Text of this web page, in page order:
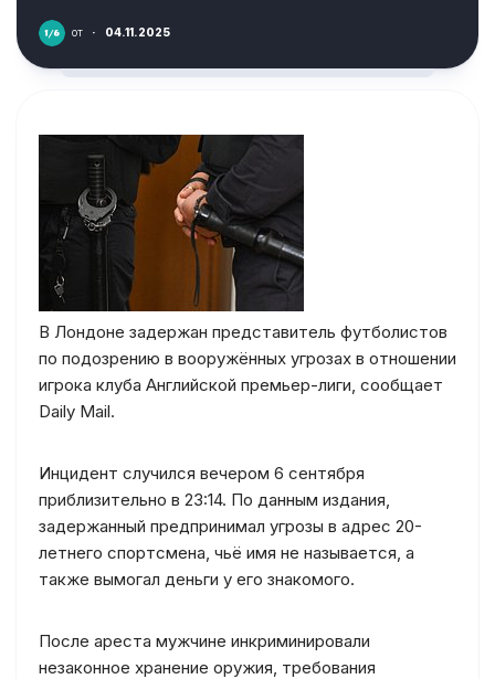
от · 04.11.2025
В Лондоне задержан представитель футболистов
по подозрению в вооружённых угрозах в отношении
игрока клуба Английской премьер-лиги, сообщает
Daily Mail.
Инцидент случился вечером 6 сентября
приблизительно в 23:14. По данным издания,
задержанный предпринимал угрозы в адрес 20-
летнего спортсмена, чьё имя не называется, а
также вымогал деньги у его знакомого.
После ареста мужчине инкриминировали
незаконное хранение оружия, требования